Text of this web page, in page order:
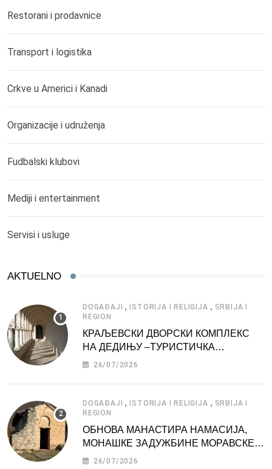
Restorani i prodavnice
Transport i logistika
Crkve u Americi i Kanadi
Organizacije i udruženja
Fudbalski klubovi
Mediji i entertainment
Servisi i usluge
AKTUELNO
DOGAĐAJI ,ISTORIJA I RELIGIJA , SRBIJA I
REGION
КРАЉЕВСКИ ДВОРСКИ КОМПЛЕКС
НА ДЕДИЊУ –ТУРИСТИЧКА
АТРАКЦИЈА
26/07/2026
DOGAĐAJI ,ISTORIJA I RELIGIJA , SRBIJA I
REGION
ОБНОВА МАНАСТИРА НАМАСИЈА,
МОНАШКЕ ЗАДУЖБИНЕ МОРАВСКЕ
СРБИЈЕ
26/07/2026